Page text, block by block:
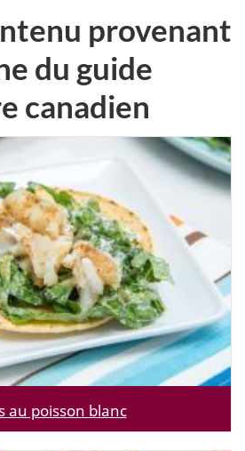
provenant
du guide
canadien
au poisson blanc